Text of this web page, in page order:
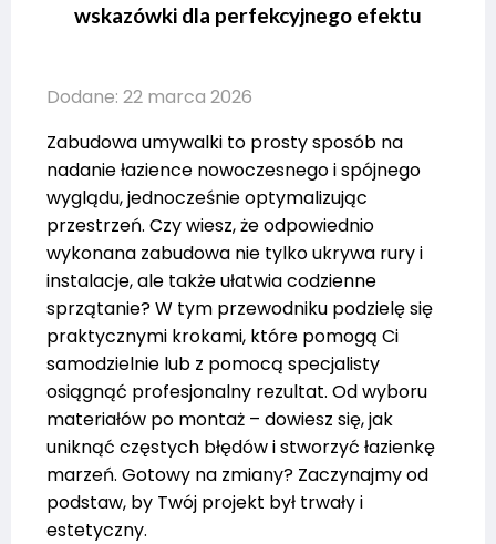
wskazówki dla perfekcyjnego efektu
Dodane: 22 marca 2026
Zabudowa umywalki to prosty sposób na
nadanie łazience nowoczesnego i spójnego
wyglądu, jednocześnie optymalizując
przestrzeń. Czy wiesz, że odpowiednio
wykonana zabudowa nie tylko ukrywa rury i
instalacje, ale także ułatwia codzienne
sprzątanie? W tym przewodniku podzielę się
praktycznymi krokami, które pomogą Ci
samodzielnie lub z pomocą specjalisty
osiągnąć profesjonalny rezultat. Od wyboru
materiałów po montaż – dowiesz się, jak
uniknąć częstych błędów i stworzyć łazienkę
marzeń. Gotowy na zmiany? Zaczynajmy od
podstaw, by Twój projekt był trwały i
estetyczny.